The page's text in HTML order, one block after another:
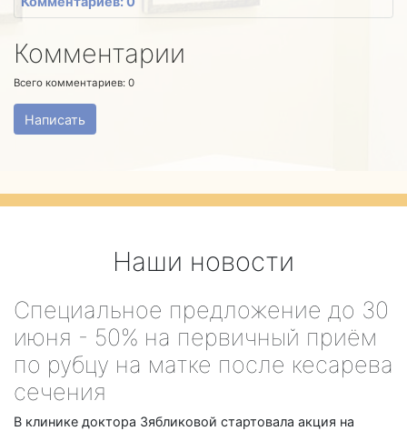
Комментарии
Всего комментариев: 0
Написать
Наши новости
Специальное предложение до 30
июня - 50% на первичный приём
по рубцу на матке после кесарева
сечения
В клинике доктора Зябликовой стартовала акция на